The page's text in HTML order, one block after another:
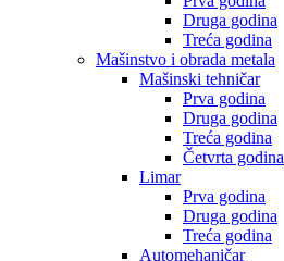
Druga godina
Treća godina
Mašinstvo i obrada metala
Mašinski tehničar
Prva godina
Druga godina
Treća godina
Četvrta godina
Limar
Prva godina
Druga godina
Treća godina
Automehaničar